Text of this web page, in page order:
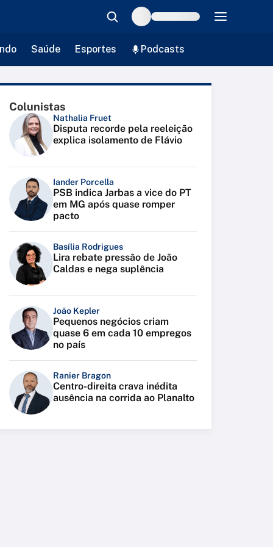
Saúde Esportes Podcasts
Colunistas
Nathalia Fruet
Disputa recorde pela reeleição
explica isolamento de Flávio
Iander Porcella
PSB indica Jarbas a vice do PT
em MG após quase romper
pacto
Basília Rodrigues
Lira rebate pressão de João
Caldas e nega suplência
João Kepler
Pequenos negócios criam
quase 6 em cada 10 empregos
no país
Ranier Bragon
Centro-direita crava inédita
ausência na corrida ao Planalto